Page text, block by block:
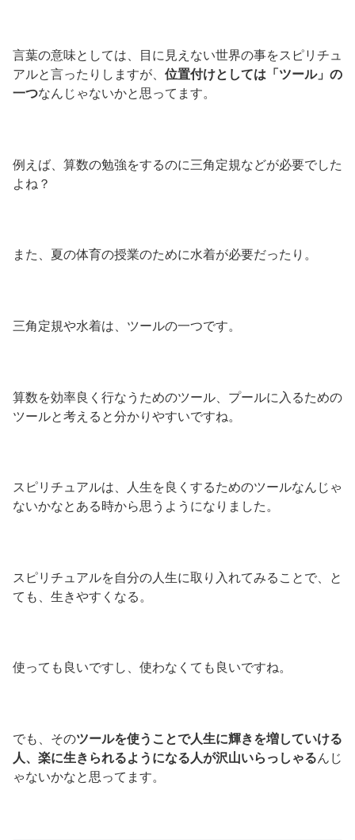
言葉の意味としては、目に見えない世界の事をスピリチュ
アルと言ったりしますが、 位置付けとしては「ツール」の
一つなんじゃないかと思ってます。
例えば、算数の勉強をするのに三角定規などが必要でした
よね？
また、夏の体育の授業のために水着が必要だったり。
三角定規や水着は、ツールの一つです。
算数を効率良く行なうためのツール、プールに入るための
ツールと考えると分かりやすいですね。
スピリチュアルは、人生を良くするためのツールなんじゃ
ないかなとある時から思うようになりました。
スピリチュアルを自分の人生に取り入れてみることで、と
ても、生きやすくなる。
使っても良いですし、使わなくても良いですね。
でも、そのツールを使うことで人生に輝きを増していける
人、楽に生きられるようになる人が沢山いらっしゃるんじ
ゃないかなと思ってます。